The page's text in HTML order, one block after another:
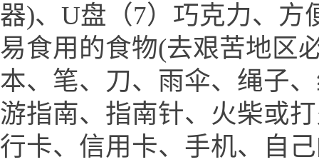
器)、U盘（7）巧克力、方
易食用的食物(去艰苦地区
本、笔、刀、雨伞、绳子
游指南、指南针、火柴或
行卡、信用卡、手机、自